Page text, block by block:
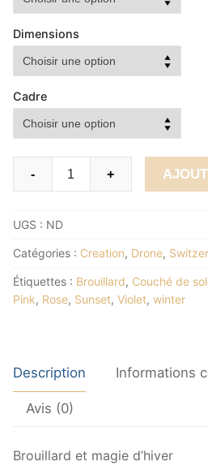
Dimensions
Cadre
My
Dreams
- +
UGS : ND
Catégories : Creation, Drone,
Étiquettes : Brouillard, Couché de
Pink, Rose, Sunset, Violet, winter
Description Informations
Avis (0)
Brouillard et magie d’hiver